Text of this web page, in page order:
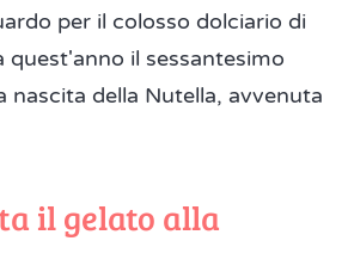
per il colosso dolciario di
quest'anno il sessantesimo
nascita della Nutella, avvenuta
il gelato alla